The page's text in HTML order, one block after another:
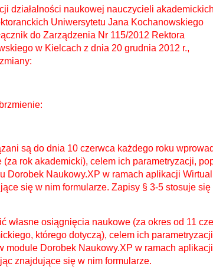
działalności naukowej nauczycieli akademickich
Uniwersytetu Jana Kochanowskiego
do Zarządzenia Nr 115/2012 Rektora
w Kielcach z dnia 20 grudnia 2012 r.,
są do dnia 10 czerwca każdego roku
rok akademicki), celem ich parametryzacji,
Dorobek Naukowy.XP w ramach aplikacji
się w nim formularze. Zapisy § 3-5 stosuje się
własne osiągnięcia naukowe (za okres od 11
którego dotyczą), celem ich
module Dorobek Naukowy.XP w ramach aplikacji
znajdujące się w nim formularze.